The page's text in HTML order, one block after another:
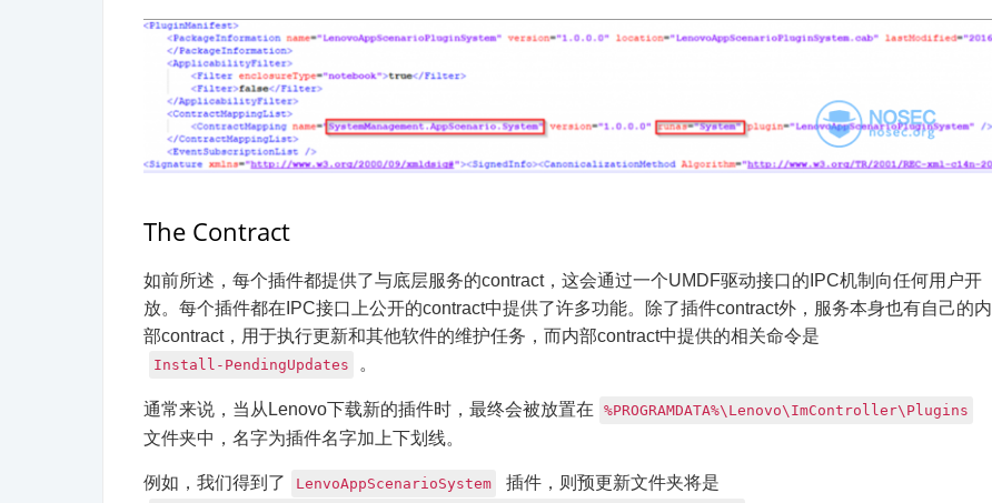
The Contract
如前所述，每个插件都提供了与底层服务的contract，这会通过一个UMDF驱动接口的IPC机制向任何用户开
放。每个插件都在IPC接口上公开的contract中提供了许多功能。除了插件contract外，服务本身也有自己的内
部contract，用于执行更新和其他软件的维护任务，而内部contract中提供的相关命令是
Install-PendingUpdates 。
通常来说，当从Lenovo下载新的插件时，最终会被放置在 %PROGRAMDATA%\Lenovo\ImController\Plugins
文件夹中，名字为插件名字加上下划线。
例如，我们得到了 LenvoAppScenarioSystem 插件，则预更新文件夹将是